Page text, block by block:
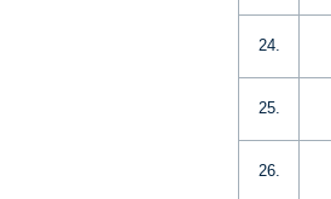
24.
25.
26.